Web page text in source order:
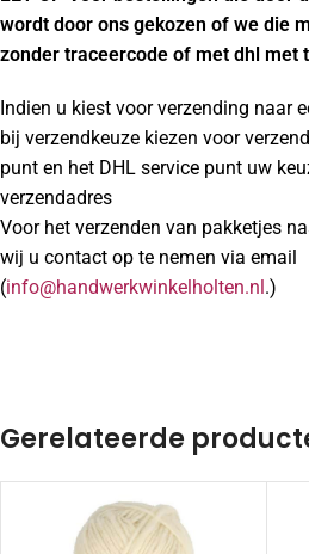
wordt door ons gekozen of we die
zonder traceercode of met dhl met
Indien u kiest voor verzending naar
bij verzendkeuze kiezen voor
punt en het DHL service punt uw
verzendadres
Voor het verzenden van pakketjes
wij u contact op te nemen via email
(info@handwerkwinkelholten.nl.)
Gerelateerde